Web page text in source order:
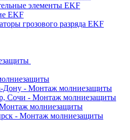
элементы EKF
EKF
грозового разряда EKF
Дону - Монтаж молниезащиты
Сочи - Монтаж молниезащиты
молниезащиты
- Монтаж молниезащиты